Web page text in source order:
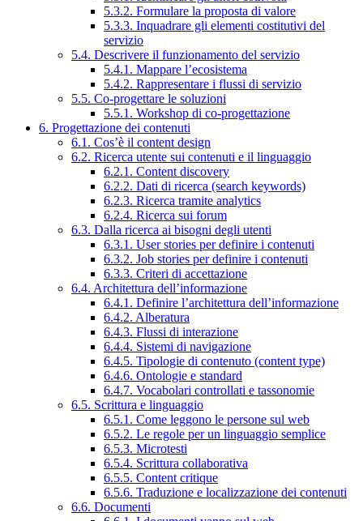
5.3.2. Formulare la proposta di valore
5.3.3. Inquadrare gli elementi costitutivi del
servizio
5.4. Descrivere il funzionamento del servizio
5.4.1. Mappare l’ecosistema
5.4.2. Rappresentare i flussi di servizio
5.5. Co-progettare le soluzioni
5.5.1. Workshop di co-progettazione
6. Progettazione dei contenuti
6.1. Cos’è il content design
6.2. Ricerca utente sui contenuti e il linguaggio
6.2.1. Content discovery
6.2.2. Dati di ricerca (search keywords)
6.2.3. Ricerca tramite analytics
6.2.4. Ricerca sui forum
6.3. Dalla ricerca ai bisogni degli utenti
6.3.1. User stories per definire i contenuti
6.3.2. Job stories per definire i contenuti
6.3.3. Criteri di accettazione
6.4. Architettura dell’informazione
6.4.1. Definire l’architettura dell’informazione
6.4.2. Alberatura
6.4.3. Flussi di interazione
6.4.4. Sistemi di navigazione
6.4.5. Tipologie di contenuto (content type)
6.4.6. Ontologie e standard
6.4.7. Vocabolari controllati e tassonomie
6.5. Scrittura e linguaggio
6.5.1. Come leggono le persone sul web
6.5.2. Le regole per un linguaggio semplice
6.5.3. Microtesti
6.5.4. Scrittura collaborativa
6.5.5. Content critique
6.5.6. Traduzione e localizzazione dei contenuti
6.6. Documenti